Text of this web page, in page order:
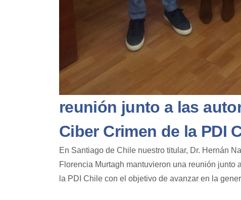
reunión junto a las
Ciber Crimen de la PDI
En Santiago de Chile nuestro titular, Dr. Hernán
Florencia Murtagh mantuvieron una reunión junto
la PDI Chile con el objetivo de avanzar en la